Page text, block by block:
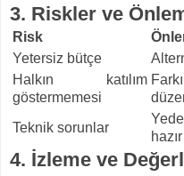
3. Riskler ve
Risk
Yetersiz bütçe
Halkın katılım
göstermemesi
Teknik sorunlar
4. İzleme ve